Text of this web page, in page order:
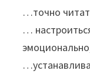
…точно
…